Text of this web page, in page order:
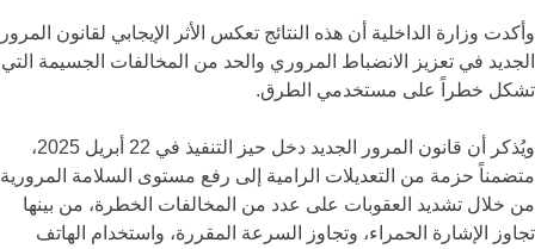
وأكدت وزارة الداخلية أن هذه النتائج تعكس الأثر الإيجابي لقانون المرور
الجديد في تعزيز الانضباط المروري والحد من المخالفات الجسيمة التي
تشكل خطراً على مستخدمي الطرق.
ويُذكر أن قانون المرور الجديد دخل حيز التنفيذ في 22 أبريل 2025،
متضمناً حزمة من التعديلات الرامية إلى رفع مستوى السلامة المرورية
من خلال تشديد العقوبات على عدد من المخالفات الخطرة، من بينها
تجاوز الإشارة الحمراء، وتجاوز السرعة المقررة، واستخدام الهاتف